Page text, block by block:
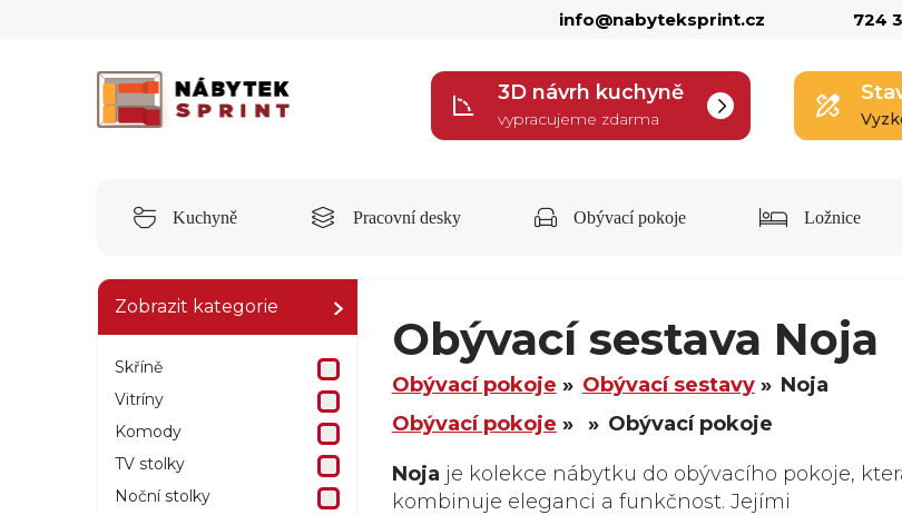
info@nabyteksprint.cz 724
3D návrh kuchyně
vypracujeme zdarma
Kuchyně Pracovní desky Obývací pokoje Ložnice
Obývací sestava Noja
Obývací pokoje Obývací sestavy
Noja
Obývací pokoje
Obývací pokoje
Noja je kolekce nábytku do obývacího pokoje,
kombinuje eleganci a funkčnost. Jejími
Zobrazit kategorie
Skříně
Vitríny
Komody
TV stolky
Noční stolky